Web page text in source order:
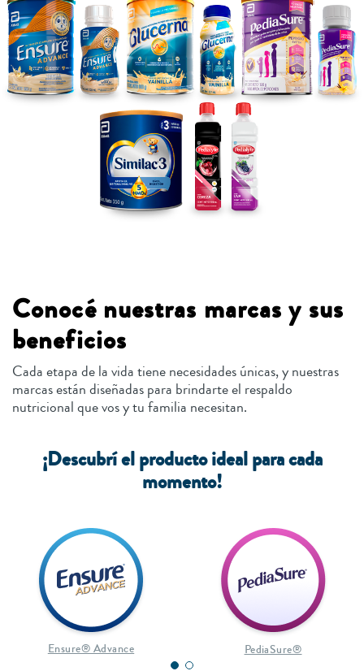
Conocé nuestras marcas y sus
beneficios
Cada etapa de la vida tiene necesidades únicas, y nuestras
marcas están diseñadas para brindarte el respaldo
nutricional que vos y tu familia necesitan.
¡Descubrí el producto ideal para cada
momento!
Ensure® Advance PediaSure®